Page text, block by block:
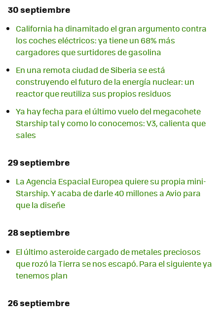
30 septiembre
California ha dinamitado el gran argumento contra
los coches eléctricos: ya tiene un 68% más
cargadores que surtidores de gasolina
En una remota ciudad de Siberia se está
construyendo el futuro de la energía nuclear: un
reactor que reutiliza sus propios residuos
Ya hay fecha para el último vuelo del megacohete
Starship tal y como lo conocemos: V3, calienta que
sales
29 septiembre
La Agencia Espacial Europea quiere su propia mini-
Starship. Y acaba de darle 40 millones a Avio para
que la diseñe
28 septiembre
El último asteroide cargado de metales preciosos
que rozó la Tierra se nos escapó. Para el siguiente ya
tenemos plan
26 septiembre